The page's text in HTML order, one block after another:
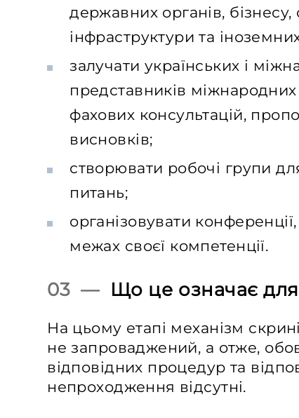
державних органів, бізнесу,
інфраструктури та
залучати українських і
представників
фахових консультацій,
висновків;
створювати робочі групи
питань;
організовувати
межах своєї компетенції.
03 — Що це означає для
На цьому етапі механізм
не запроваджений, а отже,
відповідних процедур та
непроходження відсутні.